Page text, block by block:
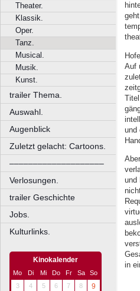
Theater.
Klassik.
Oper.
Tanz.
Musical.
Musik.
Kunst.
trailer Thema.
Auswahl.
Augenblick
Zuletzt gelacht: Cartoons.
––––––––––––––––––––
Verlosungen.
trailer Geschichte
Jobs.
Kulturlinks.
Kinokalender
Mo Di Mi Do Fr Sa
So
3
4 5 6 7 8
9
Auf
und
und
in